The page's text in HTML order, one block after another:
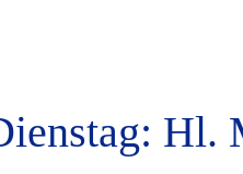
Hl.